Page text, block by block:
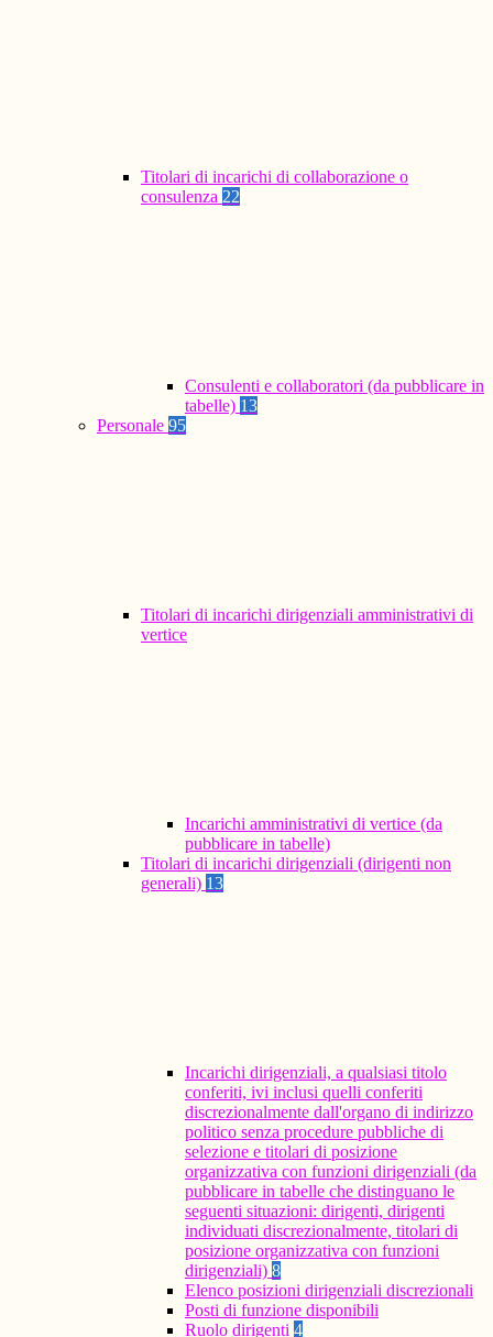
Titolari di incarichi di collaborazione o
consulenza 22
Consulenti e collaboratori (da pubblicare in
tabelle) 13
Personale 95
Titolari di incarichi dirigenziali amministrativi di
vertice
Incarichi amministrativi di vertice (da
pubblicare in tabelle)
Titolari di incarichi dirigenziali (dirigenti non
generali) 13
Incarichi dirigenziali, a qualsiasi titolo
conferiti, ivi inclusi quelli conferiti
discrezionalmente dall'organo di indirizzo
politico senza procedure pubbliche di
selezione e titolari di posizione
organizzativa con funzioni dirigenziali (da
pubblicare in tabelle che distinguano le
seguenti situazioni: dirigenti, dirigenti
individuati discrezionalmente, titolari di
posizione organizzativa con funzioni
dirigenziali) 8
Elenco posizioni dirigenziali discrezionali
Posti di funzione disponibili
Ruolo dirigenti 4